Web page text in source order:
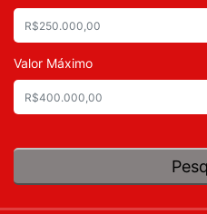
Valor Máximo